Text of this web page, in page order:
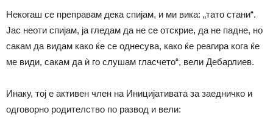
Некогаш се преправам дека спијам, и ми вика: „тато стани“.
Јас неоти спијам, ја гледам да не се отскрие, да не падне, но
сакам да видам како ќе се однесува, како ќе реагира кога ќе
ме види, сакам да ѝ го слушам гласчето“, вели Дебарлиев.
Инаку, тој е активен член на Иницијативата за заедничко и
одговорно родителство по развод и вели: